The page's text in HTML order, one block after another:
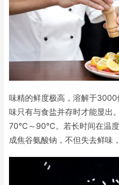
味精的鲜度极高，溶解于
味只有与食盐并存时才能显出
70℃～90℃。若长时间在温度
成焦谷氨酸钠，不但失去鲜味